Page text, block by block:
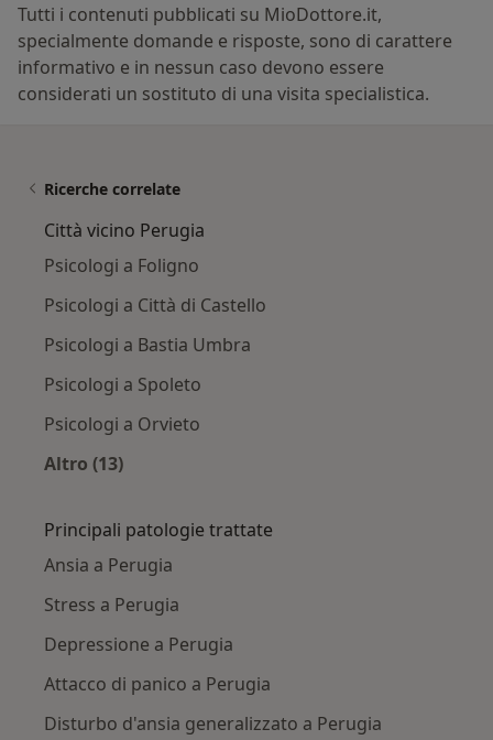
Tutti i contenuti pubblicati su MioDottore.it,
specialmente domande e risposte, sono di carattere
informativo e in nessun caso devono essere
considerati un sostituto di una visita specialistica.
Ricerche correlate
Città vicino Perugia
Psicologi a Foligno
Psicologi a Città di Castello
Psicologi a Bastia Umbra
Psicologi a Spoleto
Psicologi a Orvieto
Altro (13)
Principali patologie trattate
Ansia a Perugia
Stress a Perugia
Depressione a Perugia
Attacco di panico a Perugia
Disturbo d'ansia generalizzato a Perugia